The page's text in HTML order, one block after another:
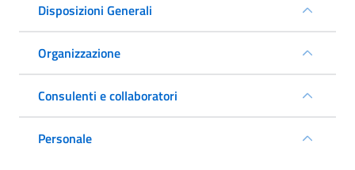
Disposizioni Generali
Organizzazione
Consulenti e collaboratori
Personale